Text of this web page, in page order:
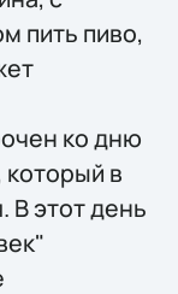
пить пиво,
ко дню
в
В этот день